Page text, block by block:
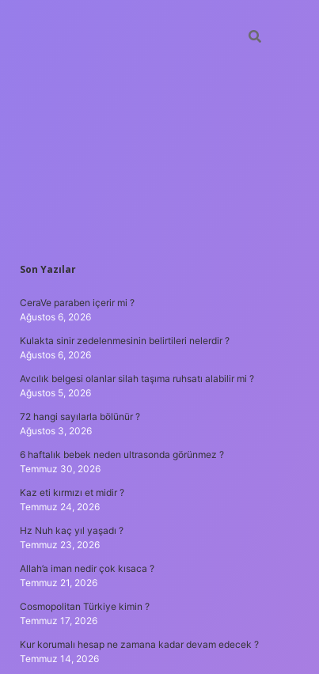
SIDEBAR
Son Yazılar
CeraVe paraben içerir mi ?
Ağustos 6, 2026
Kulakta sinir zedelenmesinin belirtileri nelerdir ?
Ağustos 6, 2026
Avcılık belgesi olanlar silah taşıma ruhsatı alabilir mi ?
Ağustos 5, 2026
72 hangi sayılarla bölünür ?
Ağustos 3, 2026
6 haftalık bebek neden ultrasonda görünmez ?
Temmuz 30, 2026
Kaz eti kırmızı et midir ?
Temmuz 24, 2026
Hz Nuh kaç yıl yaşadı ?
Temmuz 23, 2026
Allah’a iman nedir çok kısaca ?
Temmuz 21, 2026
Cosmopolitan Türkiye kimin ?
Temmuz 17, 2026
Kur korumalı hesap ne zamana kadar devam edecek ?
Temmuz 14, 2026